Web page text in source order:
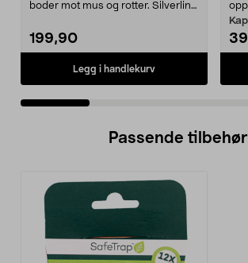
boder mot mus og rotter. Silverline
199,90
Legg i handlekurv
Passende tilbehør